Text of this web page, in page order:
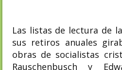
Las listas de lectura de
sus retiros anuales
obras de socialistas
Rauschenbusch y